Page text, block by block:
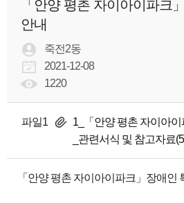
「안양 평촌 자이아이파크
안내
죽전2동
2021-12-08
1220
파일1
1_「안양 평촌 자이아
_관련서식 및 참고자료
「안양 평촌 자이아이파크」장애인